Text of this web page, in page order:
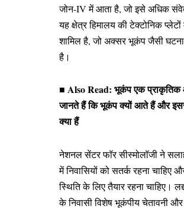
जोन-IV में आता है, जो इसे अधिक
यह क्षेत्र हिमालय की टेक्टोनिक
शामिल है, जो अक्सर भूकंप जैसी
है।
■ Also Read: भूकंप एक
जानते हैं कि भूकंप क्यों आते हैं और
क्या हैं
नेशनल सेंटर फॉर सीस्मोलॉजी ने
में निवासियों को सतर्क रहना चाहिए
स्थिति के लिए तैयार रहना चाहिए।
के निवासी विशेष भूकंपीय चेतावनी